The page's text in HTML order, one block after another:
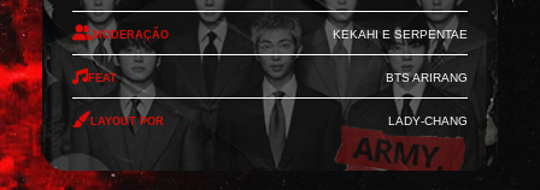
Moderação Kekahi e Serpentae
Feat BTS Arirang
Layout por Lady-Chang